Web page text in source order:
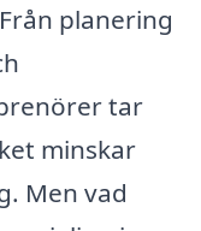
planering
tar
minskar
Men vad